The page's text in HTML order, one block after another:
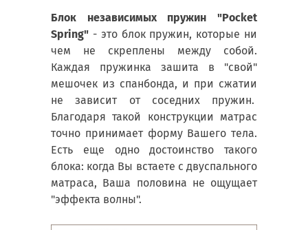
Блок независимых пружин "Pocket
Spring" - это блок пружин, которые ни
чем не скреплены между собой.
Каждая пружинка зашита в "свой"
мешочек из спанбонда, и при сжатии
не зависит от соседних пружин.
Благодаря такой конструкции матрас
точно принимает форму Вашего тела.
Есть еще одно достоинство такого
блока: когда Вы встаете с двуспального
матраса, Ваша половина не ощущает
"эффекта волны".